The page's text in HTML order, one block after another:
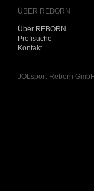
ÜBER REBORN
Über REBORN
Profisuche
Kontakt
JOLsport-Reborn